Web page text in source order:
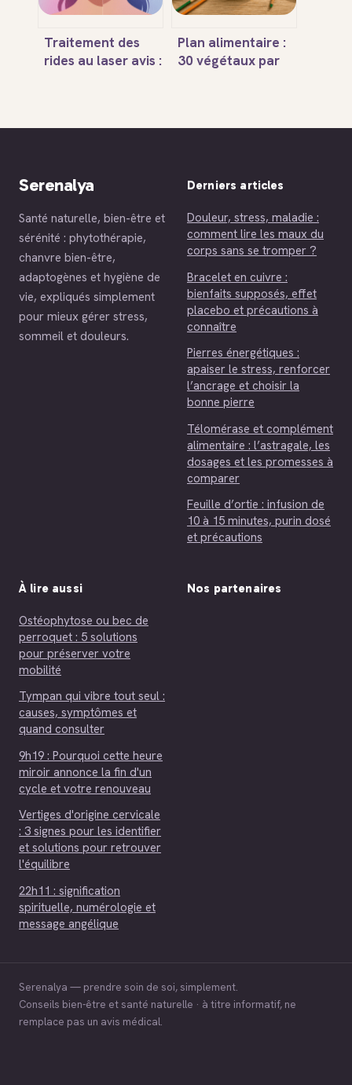
Traitement des
rides au laser avis :
Plan alimentaire :
30 végétaux par
privation
Serenalya
Santé naturelle, bien-être et
sérénité : phytothérapie,
chanvre bien-être,
adaptogènes et hygiène de
vie, expliqués simplement
pour mieux gérer stress,
sommeil et douleurs.
Derniers articles
Douleur, stress, maladie :
comment lire les maux du
corps sans se tromper ?
Bracelet en cuivre :
bienfaits supposés, effet
placebo et précautions à
connaître
Pierres énergétiques :
apaiser le stress, renforcer
l’ancrage et choisir la
bonne pierre
Télomérase et complément
alimentaire : l’astragale, les
dosages et les promesses à
comparer
Feuille d’ortie : infusion de
10 à 15 minutes, purin dosé
et précautions
À lire aussi
Ostéophytose ou bec de
perroquet : 5 solutions
pour préserver votre
mobilité
Tympan qui vibre tout seul :
causes, symptômes et
quand consulter
9h19 : Pourquoi cette heure
miroir annonce la fin d'un
cycle et votre renouveau
Vertiges d'origine cervicale
: 3 signes pour les identifier
et solutions pour retrouver
l'équilibre
22h11 : signification
spirituelle, numérologie et
message angélique
Nos partenaires
Serenalya — prendre soin de soi, simplement.
Conseils bien-être et santé naturelle · à titre informatif, ne
remplace pas un avis médical.